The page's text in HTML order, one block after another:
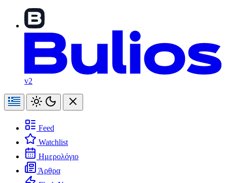
v2
Feed
Watchlist
Ημερολόγιο
Άρθρα